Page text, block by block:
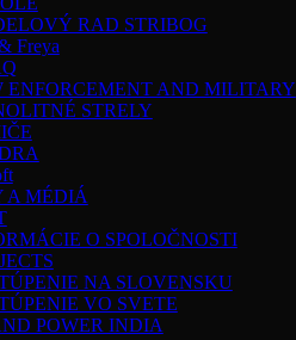
RAD STRIBOG
Freya
ENFORCEMENT AND MILITARY
STRELY
A MÉDIÁ
O SPOLOČNOSTI
NA SLOVENSKU
VO SVETE
POWER INDIA